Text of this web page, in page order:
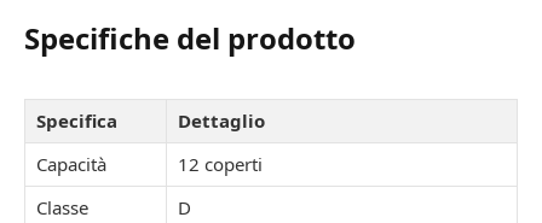
Specifiche del prodotto
Specifica
Dettaglio
Capacità
12 coperti
Classe
D